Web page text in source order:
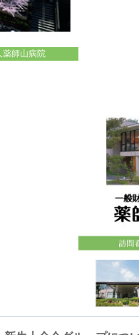
薬師山病院